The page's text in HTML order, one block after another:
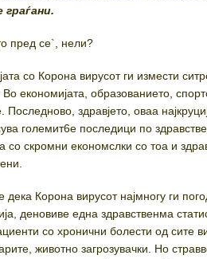
пред се`, нели?
со Корона вирусот ги измести
економијата, образованието,
Последново, здравјето, оваа
големит6е последици по
со скромни економслки со тоа и
дека Корона вирусот најмногу ги
деновиве една здравственма
со хронични болести од сите
животно загрозувачки. Но